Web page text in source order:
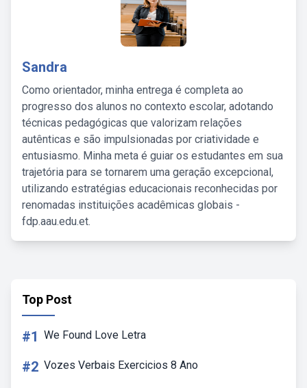
Sandra
Como orientador, minha entrega é completa ao
progresso dos alunos no contexto escolar, adotando
técnicas pedagógicas que valorizam relações
autênticas e são impulsionadas por criatividade e
entusiasmo. Minha meta é guiar os estudantes em sua
trajetória para se tornarem uma geração excepcional,
utilizando estratégias educacionais reconhecidas por
renomadas instituições acadêmicas globais -
fdp.aau.edu.et.
Top Post
#1 We Found Love Letra
#2 Vozes Verbais Exercicios 8 Ano